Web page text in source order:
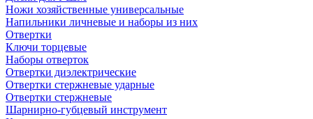
Ножи хозяйственные универсальные
Напильники личневые и наборы из них
Отвертки
Ключи торцевые
Наборы отверток
Отвертки диэлектрические
Отвертки стержневые ударные
Отвертки стержневые
Шарнирно-губцевый инструмент